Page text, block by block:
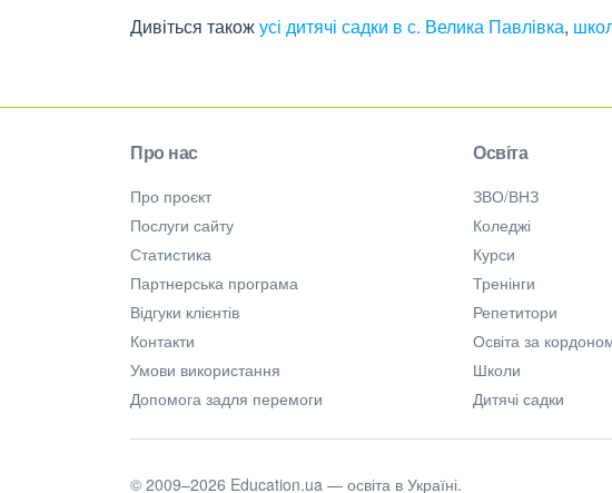
Дивіться такожусі дитячі садки в с. Велика Павлівка,
Про нас
Про проєкт
Послуги сайту
Статистика
Партнерська програма
Відгуки клієнтів
Контакти
Умови використання
Допомога задля перемоги
Освіта
ЗВО/ВНЗ
Коледжі
Курси
Тренінги
Репетитори
Освіта за
Школи
Дитячі садки
© 2009–2026 Education.ua — освіта в Україні.